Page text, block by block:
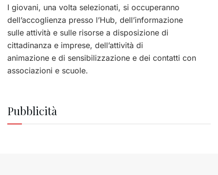
I giovani, una volta selezionati, si occuperanno
dell’accoglienza presso l’Hub, dell’informazione
sulle attività e sulle risorse a disposizione di
cittadinanza e imprese, dell’attività di
animazione e di sensibilizzazione e dei contatti con
associazioni e scuole.
Pubblicità